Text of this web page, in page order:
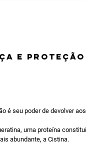
E PROTEÇÃO
é seu poder de devolver aos
uma proteína
abundante, a Cistina.